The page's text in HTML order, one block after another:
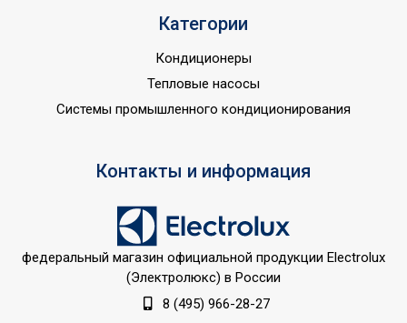
отключении
технология;Ионизация
воздуха;Класс
энергоэффективности
автоочистки;Режим
осушения;Система
самодиагностики
неисправности;Теплый
старт;Функция
охлаждения;Цифровой
Категории
Кондиционеры
Тепловые насосы
Системы промышленного кондиционирования
Контакты и информация
федеральный магазин официальной продукции Electrolux
(Электролюкс) в России
8 (495) 966-28-27